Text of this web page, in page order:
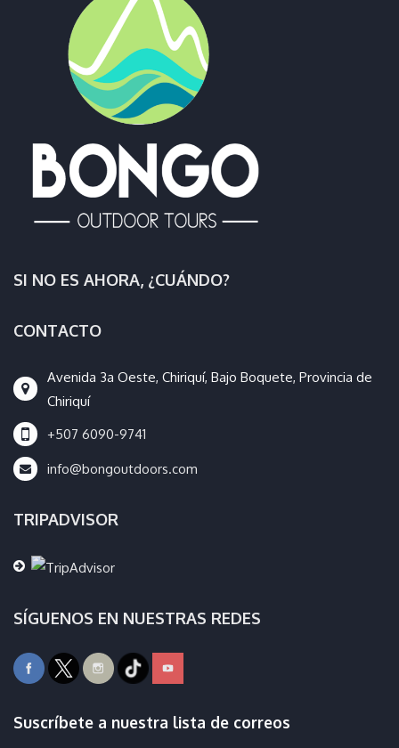
SI NO ES AHORA, ¿CUÁNDO?
CONTACTO
Avenida 3a Oeste, Chiriquí, Bajo Boquete, Provincia de
Chiriquí
+507 6090-9741
info@bongoutdoors.com
TRIPADVISOR
SÍGUENOS EN NUESTRAS REDES
Suscríbete a nuestra lista de correos